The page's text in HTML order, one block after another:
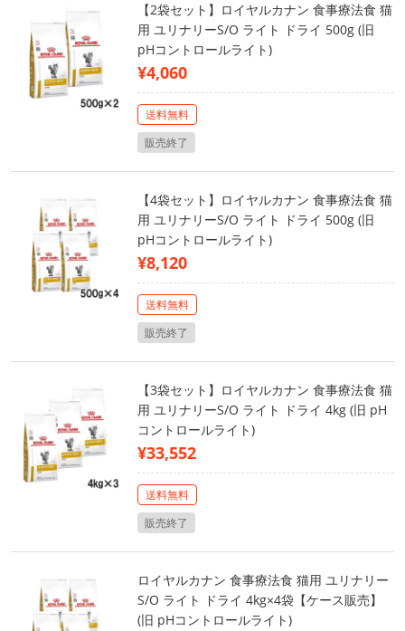
【2袋セット】ロイヤルカナン 食事療法食 猫
用 ユリナリーS/O ライト ドライ 500g (旧
pHコントロールライト)
¥4,060
送料無料
販売終了
【4袋セット】ロイヤルカナン 食事療法食 猫
用 ユリナリーS/O ライト ドライ 500g (旧
pHコントロールライト)
¥8,120
送料無料
販売終了
【3袋セット】ロイヤルカナン 食事療法食 猫
用 ユリナリーS/O ライト ドライ 4kg (旧 pH
コントロールライト)
¥33,552
送料無料
販売終了
ロイヤルカナン 食事療法食 猫用 ユリナリー
S/O ライト ドライ 4kg×4袋【ケース販売】
(旧 pHコントロールライト)